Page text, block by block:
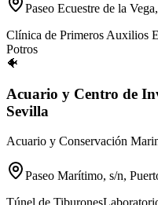
Paseo Ecuestre de la
Clínica de Primeros Auxilios
Potros
🐠
Acuario y Centro de
Sevilla
Acuario y Conservación
Paseo Marítimo, s/n,